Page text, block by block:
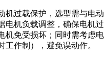
机过载保护，选型需与电
电机负载调整，确保电机
机免受损坏；同时需考虑
工作制），避免误动作。